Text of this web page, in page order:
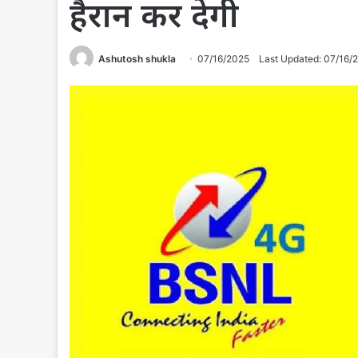
हैरान कर देगी
Ashutosh shukla 07/16/2025 Last Updated: 07/16/